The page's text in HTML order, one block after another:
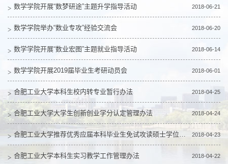
数学学院开展“数梦研途”主题升学指导活动 2018-06-21
数学学院举办“数业专攻”经验交流会 2018-06-20
数学学院开展“数业宏图”主题就业指导活动 2018-06-14
数学学院开展2019届毕业生考研动员会 2018-06-01
合肥工业大学本科生校内转专业暂行办法 2018-04-25
合肥工业大学大学生创新创业学分认定管理办法 2018-04-24
合肥工业大学推荐优秀应届本科毕业生免试攻读硕士学位研究生工作暂行办法 2018-04-23
合肥工业大学本科生实习教学工作管理办法 2018-04-22